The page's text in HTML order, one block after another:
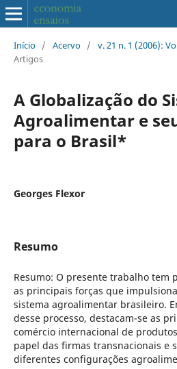
Início / Acervo / v. 21 n. 1 (2006):
Artigos
A Globalização do
Agroalimentar e
para o Brasil*
Georges Flexor
Resumo
Resumo: O presente trabalho tem
as principais forças que
sistema agroalimentar brasileiro.
desse processo, destacam-se as
comércio internacional de
papel das firmas transnacionais e
diferentes configurações